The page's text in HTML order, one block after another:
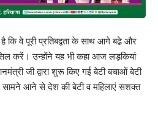
कि वे पूरी प्रतिबद्वता के साथ आगे बढे़ और
करें। उन्होंने यह भी कहा आज लड़कियां
जी द्वारा शुरू किए गई बेटी बचाओं बेटी
सामने आने से देश की बेटी व महिलाएं सशक्त